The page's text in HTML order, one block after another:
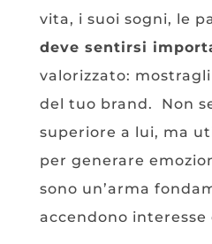
vita, i suoi sogni, le
deve sentirsi
valorizzato:
del tuo brand. Non
superiore a lui, ma
per generare
sono un’arma
accendono interesse